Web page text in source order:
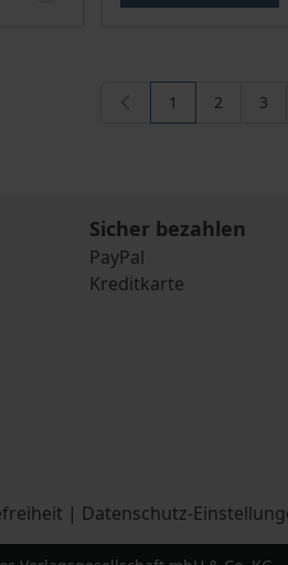
Sie lesen
1 Seite
2 Seite
3
Sicher bezahlen
PayPal
Kreditkarte
| Datenschutz-